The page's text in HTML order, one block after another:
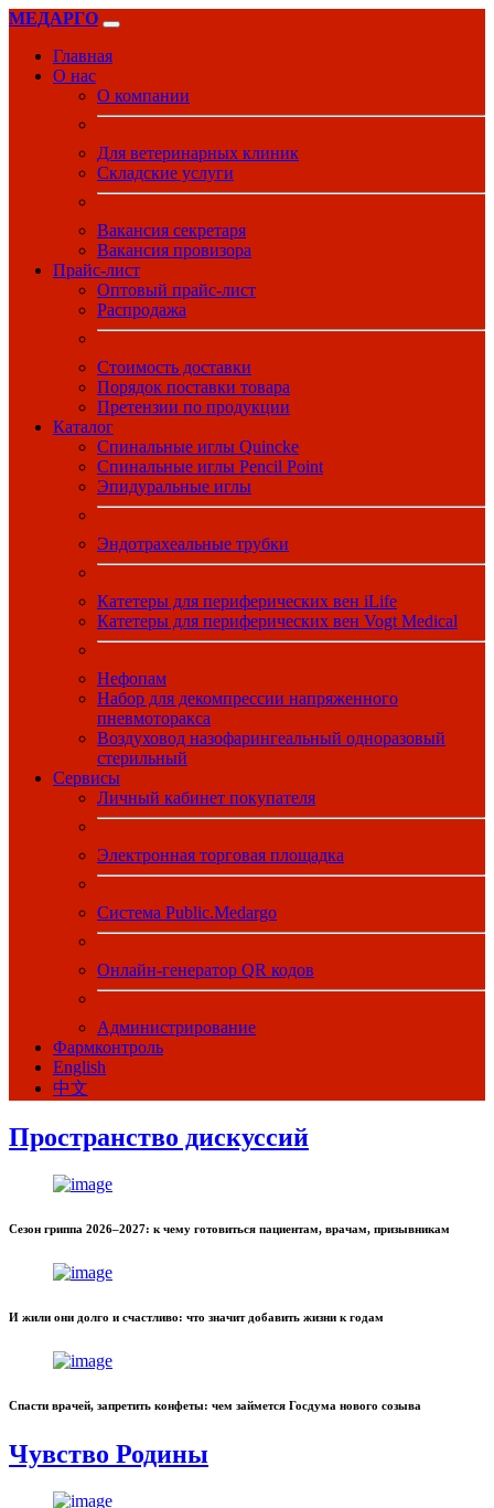
МЕДАРГО
Главная
О нас
О компании
Для ветеринарных клиник
Складские услуги
Вакансия секретаря
Вакансия провизора
Прайс-лист
Оптовый прайс-лист
Распродажа
Стоимость доставки
Порядок поставки товара
Претензии по продукции
Каталог
Спинальные иглы Quincke
Спинальные иглы Pencil Point
Эпидуральные иглы
Эндотрахеальные трубки
Катетеры для периферических вен iLife
Катетеры для периферических вен Vogt Medical
Нефопам
Набор для декомпрессии напряженного
пневмоторакса
Воздуховод назофарингеальный одноразовый
стерильный
Сервисы
Личный кабинет покупателя
Электронная торговая площадка
Система Public.Medargo
Онлайн-генератор QR кодов
Администрирование
Фармконтроль
English
中文
Пространство дискуссий
Сезон гриппа 2026–2027: к чему готовиться пациентам, врачам, призывникам
И жили они долго и счастливо: что значит добавить жизни к годам
Спасти врачей, запретить конфеты: чем займется Госдума нового созыва
Чувство Родины